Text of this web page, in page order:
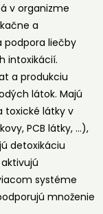
v organizme
a
podpora liečby
intoxikácií.
a produkciu
látok. Majú
toxické látky v
PCB látky, …),
detoxikáciu
systéme
množenie